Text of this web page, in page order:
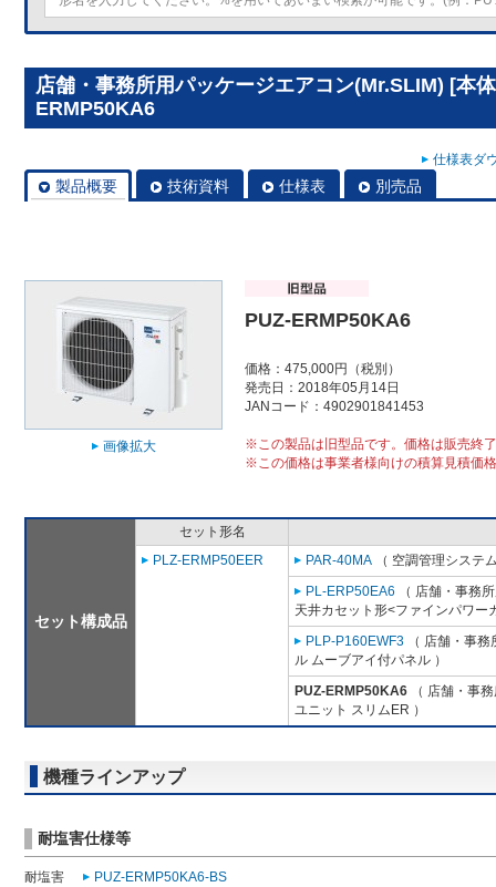
店舗・事務所用パッケージエアコン(Mr.SLIM) [本
ERMP50KA6
仕様表ダ
製品概要 技術資料 仕様表 別売品
画像拡大
PUZ-ERMP50KA6
価格：475,000円（税別）
発売日：2018年05月14日
JANコード：4902901841453
※この製品は旧型品です。価格は販売終
※この価格は事業者様向けの積算見積価
セット構成品
セット形名
PLZ-ERMP50EER
PAR-40MA （ 空調管理システ
PL-ERP50EA6 （ 店舗・事務
天井カセット形<ファインパワー
PLP-P160EWF3 （ 店舗・事
ル ムーブアイ付パネル ）
PUZ-ERMP50KA6 （ 店舗・事
ユニット スリムER ）
機種ラインアップ
耐塩害仕様等
耐塩害
PUZ-ERMP50KA6-BS